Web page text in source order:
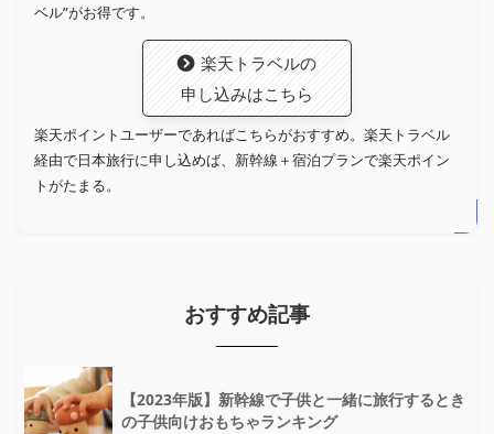
ベル”がお得です。
楽天トラベルの
申し込みはこちら
楽天ポイントユーザーであればこちらがおすすめ。楽天トラベル
経由で日本旅行に申し込めば、新幹線＋宿泊プランで楽天ポイン
トがたまる。
おすすめ記事
【2023年版】新幹線で子供と一緒に旅行するとき
の子供向けおもちゃランキング